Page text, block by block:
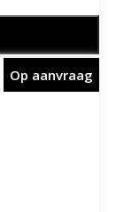
Op aanvraag